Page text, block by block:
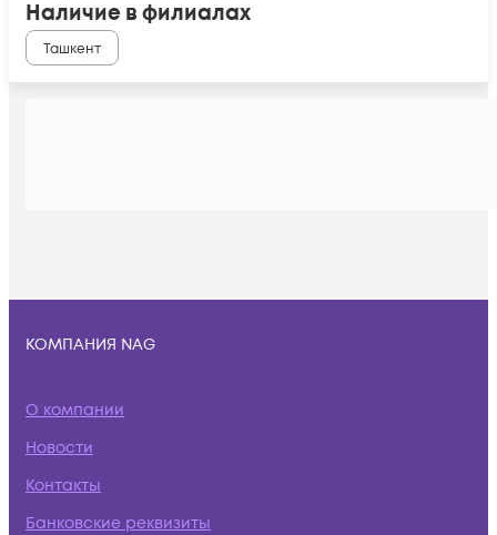
Наличие в филиалах
Ташкент
КОМПАНИЯ NAG
О компании
Новости
Контакты
Банковские реквизиты